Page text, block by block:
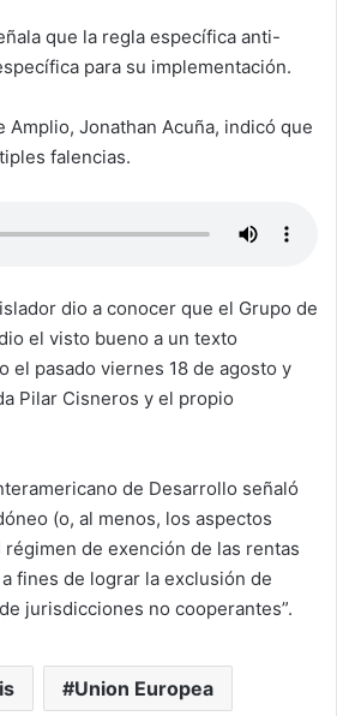
que la regla específica anti-
para su implementación.
Amplio, Jonathan Acuña, indicó que
falencias.
dio a conocer que el Grupo de
el visto bueno a un texto
el pasado viernes 18 de agosto y
Pilar Cisneros y el propio
de Desarrollo señaló
(o, al menos, los aspectos
de exención de las rentas
fines de lograr la exclusión de
jurisdicciones no cooperantes”.
Union Europea